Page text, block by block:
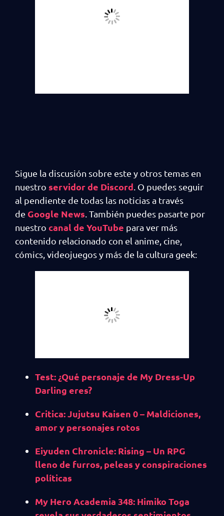
Sigue la discusión sobre este y otros temas en
nuestro servidor de Discord. O puedes seguir
al pendiente de todas las noticias a través
de Google News. También puedes pasarte por
nuestro canal de YouTube para ver más
contenido relacionado con el anime, cine,
cómics, videojuegos y más de la cultura geek:
Test: ¿Qué personaje de My Dress-Up
Darling eres?
Critica: Jujutsu Kaisen 0 – Maldiciones,
amor y personajes rotos
Eiyuden Chronicle: Rising – Un RPG
lleno de furros, peleas y conspiraciones
políticas
My Hero Academia 348: Himiko Toga